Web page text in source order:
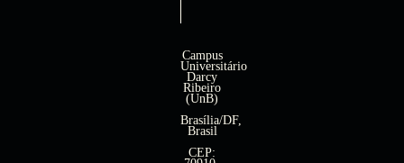
Campus
Universitário
Darcy
Ribeiro
(UnB)
Brasília/DF,
Brasil
CEP: